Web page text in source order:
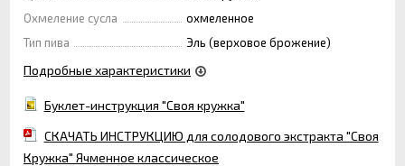
Охмеление сусла
охмеленное
Тип пива
Эль (верховое брожение)
Подробные характеристики
Буклет-инструкция "Своя кружка"
СКАЧАТЬ ИНСТРУКЦИЮ для солодового экстракта "Своя
Кружка" Ячменное классическое